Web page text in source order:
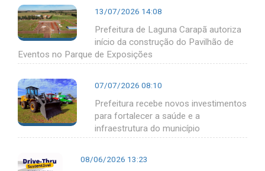
13/07/2026 14:08
Prefeitura de Laguna Carapã autoriza
início da construção do Pavilhão de
Eventos no Parque de Exposições
07/07/2026 08:10
Prefeitura recebe novos investimentos
para fortalecer a saúde e a
infraestrutura do município
08/06/2026 13:23